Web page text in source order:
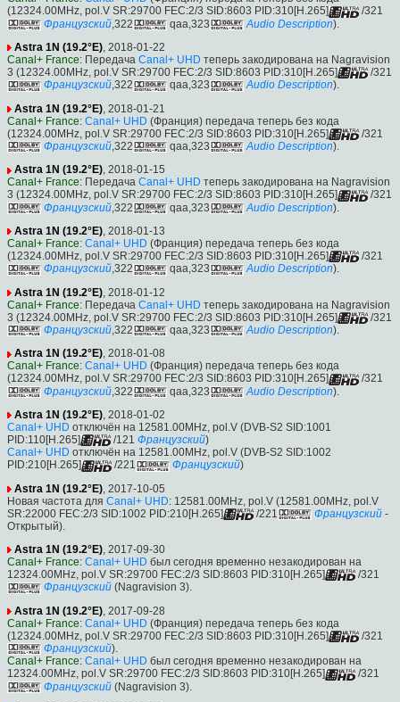
(12324.00MHz, pol.V SR:29700 FEC:2/3 SID:8603 PID:310[H.265]
/321
Французский ,322 qaa,323 Audio Description).
Astra 1N (19.2°E), 2018-01-22
Canal+ France: Передача Canal+ UHD теперь закодирована на Nagravision
3 (12324.00MHz, pol.V SR:29700 FEC:2/3 SID:8603 PID:310[H.265]
/321
Французский,322 qaa,323 Audio Description).
Astra 1N (19.2°E) , 2018-01-21
Canal+ France: Canal+ UHD (Франция) передача теперь без кода
(12324.00MHz, pol.V SR:29700 FEC:2/3 SID:8603 PID:310[H.265]
/321
Французский,322 qaa,323 Audio Description).
Astra 1N (19.2°E), 2018-01-15
Canal+ France: Передача Canal+ UHD теперь закодирована на Nagravision
3 (12324.00MHz, pol.V SR:29700 FEC:2/3 SID:8603 PID:310[H.265]
/321
Французский ,322 qaa,323 Audio Description).
Astra 1N (19.2°E), 2018-01-13
Canal+ France: Canal+ UHD (Франция) передача теперь без кода
(12324.00MHz, pol.V SR:29700 FEC:2/3 SID:8603 PID:310[H.265]
/321
Французский,322 qaa,323 Audio Description).
Astra 1N (19.2°E) , 2018-01-12
Canal+ France: Передача Canal+ UHD теперь закодирована на Nagravision
3 (12324.00MHz, pol.V SR:29700 FEC:2/3 SID:8603 PID:310[H.265]
/321
Французский,322 qaa,323 Audio Description).
Astra 1N (19.2°E), 2018-01-08
Canal+ France: Canal+ UHD (Франция) передача теперь без кода
(12324.00MHz, pol.V SR:29700 FEC:2/3 SID:8603 PID:310[H.265]
/321
Французский ,322 qaa,323 Audio Description).
Astra 1N (19.2°E), 2018-01-02
Canal+ UHD отключён на 12581.00MHz, pol.V (DVB-S2 SID:1001
PID:110[H.265]
/121 Французский)
Canal+ UHD отключён на 12581.00MHz, pol.V (DVB-S2 SID:1002
PID:210[H.265]
/221 Французский)
Astra 1N (19.2°E) , 2017-10-05
Новая частота для Canal+ UHD: 12581.00MHz, pol.V (12581.00MHz, pol.V
SR:22000 FEC:2/3 SID:1002 PID:210[H.265]
/221 Французский -
Открытый).
Astra 1N (19.2°E), 2017-09-30
Canal+ France: Canal+ UHD был сегодня временно незакодирован на
12324.00MHz, pol.V SR:29700 FEC:2/3 SID:8603 PID:310[H.265]
/321
Французский (Nagravision 3).
Astra 1N (19.2°E) , 2017-09-28
Canal+ France: Canal+ UHD (Франция) передача теперь без кода
(12324.00MHz, pol.V SR:29700 FEC:2/3 SID:8603 PID:310[H.265]
/321
Французский).
Canal+ France: Canal+ UHD был сегодня временно незакодирован на
12324.00MHz, pol.V SR:29700 FEC:2/3 SID:8603 PID:310[H.265]
/321
Французский (Nagravision 3).